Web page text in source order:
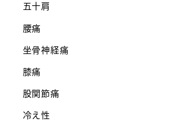
五十肩
腰痛
坐骨神経痛
膝痛
股関節痛
冷え性